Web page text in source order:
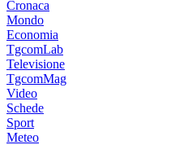
Cronaca
Mondo
Economia
TgcomLab
Televisione
TgcomMag
Video
Schede
Sport
Meteo